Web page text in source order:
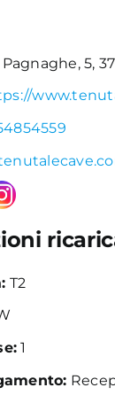
Academy
Pagnaghe, 5,
T2
1